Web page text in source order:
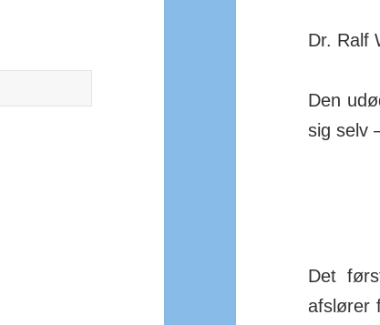
Dr. Ralf
Den
sig selv
Det
afslører